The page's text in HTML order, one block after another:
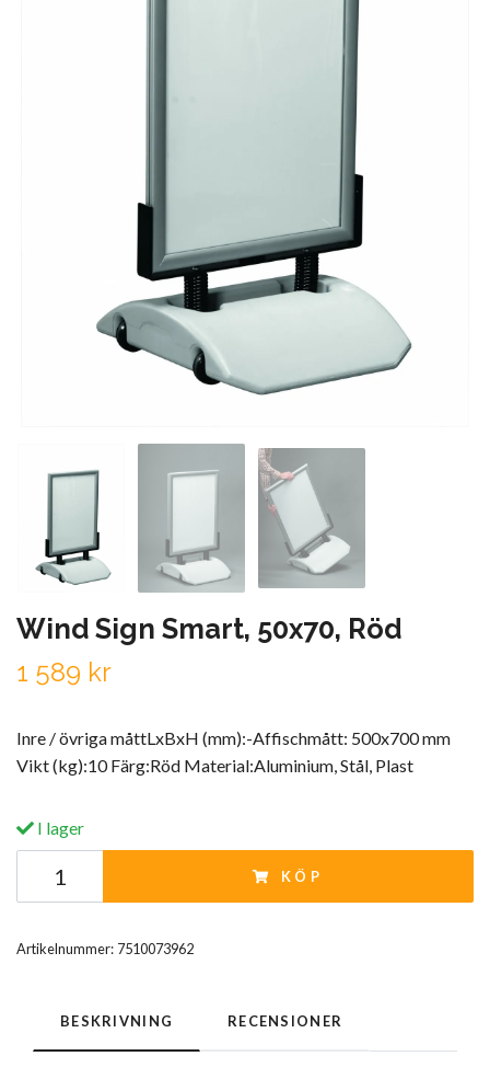
Wind Sign Smart, 50x70, Röd
1 589 kr
Inre / övriga måttLxBxH (mm):-Affischmått: 500x700 mm
Vikt (kg):10 Färg:Röd Material:Aluminium, Stål, Plast
I lager
KÖP
Artikelnummer: 7510073962
BESKRIVNING RECENSIONER